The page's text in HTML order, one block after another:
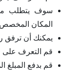
سوف يتطلب
المكان المخصص
يمكنك أن ترفق
قم التعرف على
قم بدفع المبلغ